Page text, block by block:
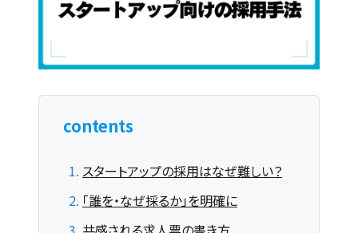
contents
スタートアップの採用はなぜ難しい？
「誰を・なぜ採るか」を明確に